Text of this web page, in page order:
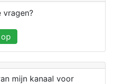
vragen?
mijn kanaal voor